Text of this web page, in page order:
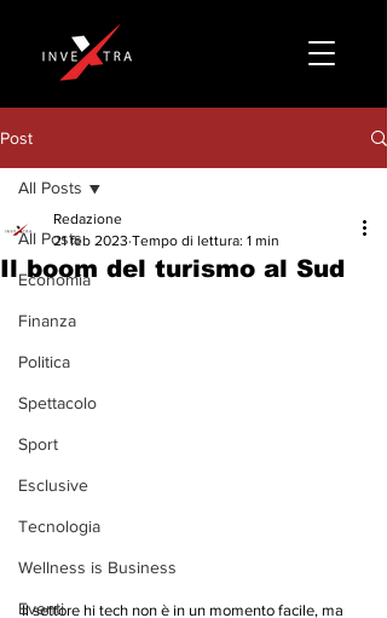
Post
All Posts
Economia
Finanza
Politica
Spettacolo
Sport
Esclusive
Tecnologia
Wellness is Business
Eventi
All Posts
Il boom del turismo al Sud
Redazione
21 feb 2023 Tempo di lettura: 1 min
Il settore hi tech non è in un momento facile, ma